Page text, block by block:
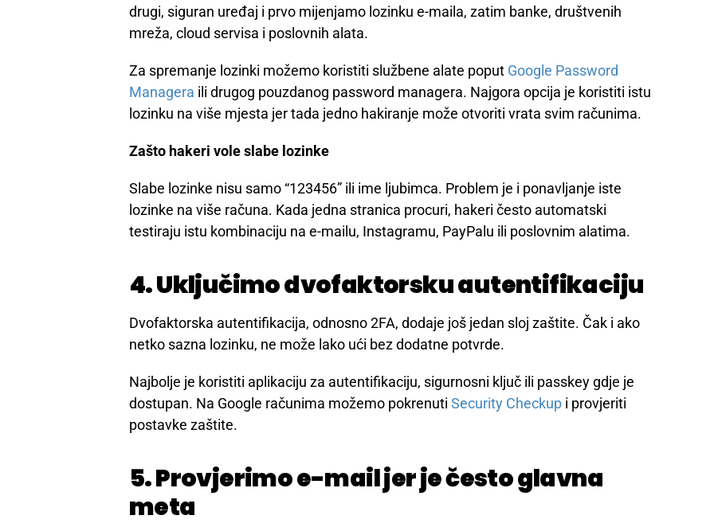
Ne moramo odmah gasiti uređaj ako su na ekranu važne informacije, poruke o
dokaz.
3. Promijenimo lozinke s čistog uređaja
drugi, siguran uređaj i prvo mijenjamo lozinku e-maila, zatim banke, društvenih
mreža, cloud servisa i poslovnih alata.
Za spremanje lozinki možemo koristiti službene alate poput
Google Password
lozinku na više mjesta jer tada jedno hakiranje može otvoriti vrata svim računima.
Zašto hakeri vole slabe lozinke
lozinke na više računa. Kada jedna stranica procuri, hakeri često automatski
testiraju istu kombinaciju na e-mailu, Instagramu, PayPalu ili poslovnim alatima.
4. Uključimo dvofaktorsku autentifikaciju
Dvofaktorska autentifikacija, odnosno 2FA, dodaje još jedan sloj zaštite. Čak i ako
netko sazna lozinku, ne može lako ući bez dodatne potvrde.